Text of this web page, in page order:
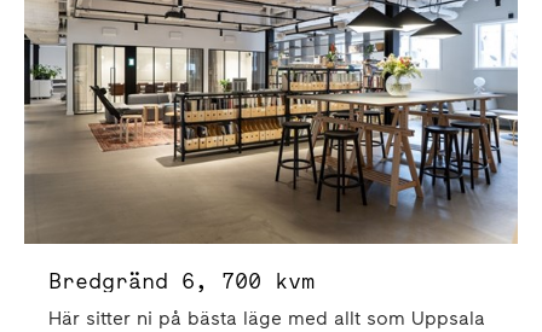
Bredgränd 6, 700 kvm
Här sitter ni på bästa läge med allt som Uppsala